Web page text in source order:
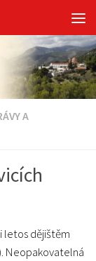
A
letos dějištěm
Neopakovatelná